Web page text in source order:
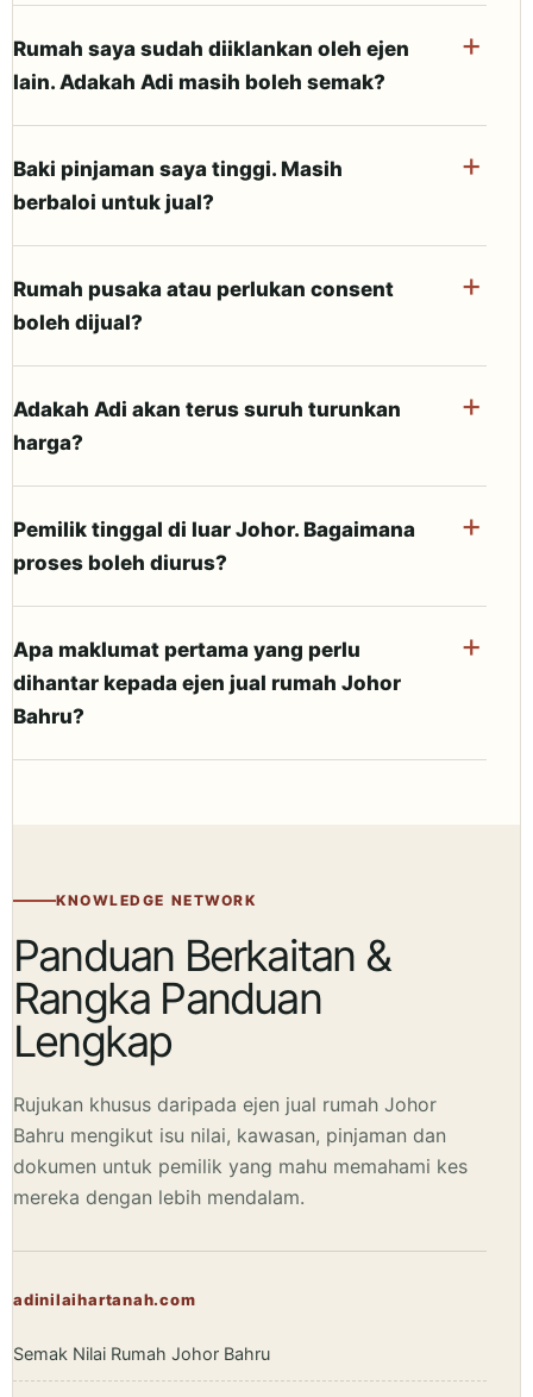
Rumah saya sudah diiklankan oleh ejen
lain. Adakah Adi masih boleh semak?
Baki pinjaman saya tinggi. Masih
berbaloi untuk jual?
Rumah pusaka atau perlukan consent
boleh dijual?
Adakah Adi akan terus suruh turunkan
harga?
Pemilik tinggal di luar Johor. Bagaimana
proses boleh diurus?
Apa maklumat pertama yang perlu
dihantar kepada ejen jual rumah Johor
Bahru?
KNOWLEDGE NETWORK
Panduan Berkaitan &
Rangka Panduan
Lengkap
Rujukan khusus daripada ejen jual rumah Johor
Bahru mengikut isu nilai, kawasan, pinjaman dan
dokumen untuk pemilik yang mahu memahami kes
mereka dengan lebih mendalam.
adinilaihartanah.com
Semak Nilai Rumah Johor Bahru